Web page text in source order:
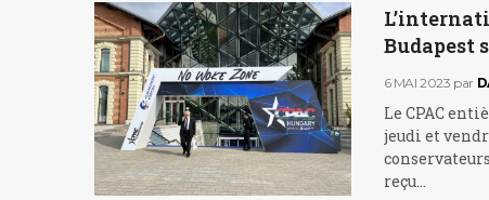
Budapest
6 MAI 2023 par
Le CPAC
jeudi et
reçu…